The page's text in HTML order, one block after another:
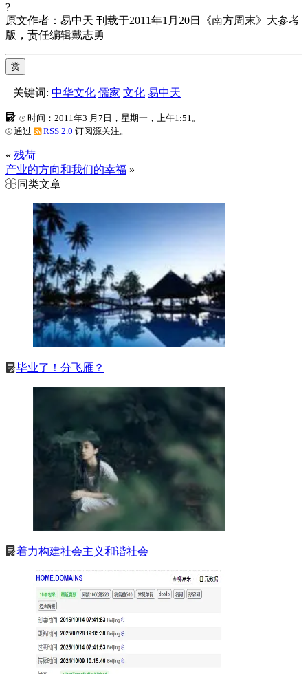
?
原文作者：易中天 刊载于2011年1月20日《南方周末》大参考
版，责任编辑戴志勇
赏
关键词: 中华文化 儒家 文化 易中天
时间：2011年3 月7日，星期一，上午1:51。
通过
RSS 2.0 订阅源关注。
« 残荷
产业的方向和我们的幸福 »
同类文章
毕业了！分飞雁？
着力构建社会主义和谐社会